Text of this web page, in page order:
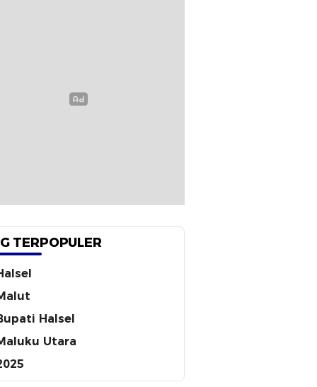
TERPOPULER
Halsel
Utara